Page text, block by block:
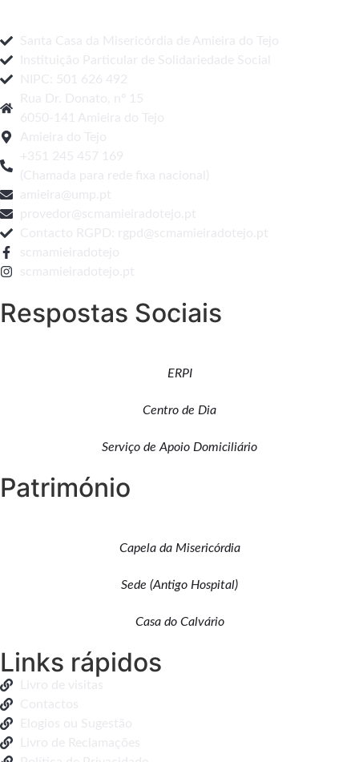
Respostas Sociais
ERPI
Centro de Dia
Serviço de Apoio Domiciliário
Património
Capela da Misericórdia
Sede (Antigo Hospital)
Casa do Calvário
Links rápidos